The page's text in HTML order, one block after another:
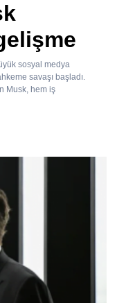
sosyal medya
savaşı başladı.
Musk, hem iş